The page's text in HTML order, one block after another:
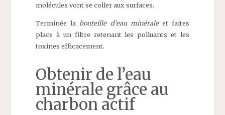
molécules vont se coller aux surfaces.
Terminée la bouteille d’eau minéraleet faites
place à un filtre retenant les polluants et les
toxines efficacement.
Obtenir de l’eau
minérale grâce au
charbon actif